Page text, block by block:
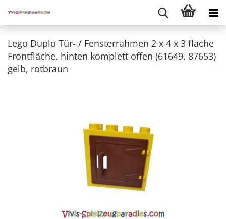
Lego Duplo Tür- / Fensterrahmen 2 x 4 x 3 flache
Frontfläche, hinten komplett offen (61649, 87653)
gelb, rotbraun